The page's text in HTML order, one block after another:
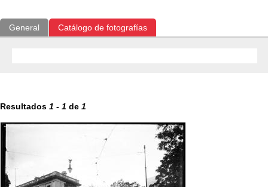
General Catálogo de fotografías
Resultados 1 - 1 de 1